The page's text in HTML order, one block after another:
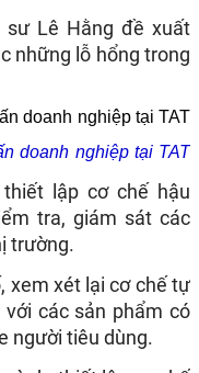
sư Lê Hằng đề xuất
những lỗ hổng trong
doanh nghiệp tại TAT
lập cơ chế hậu
tra, giám sát các
trường.​
xem xét lại cơ chế tự
các sản phẩm có
người tiêu dùng.​